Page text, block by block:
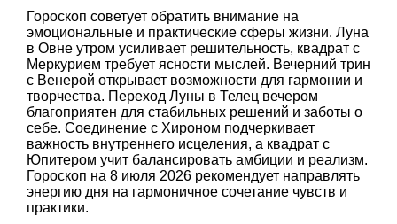
Гороскоп советует обратить внимание на
эмоциональные и практические сферы жизни. Луна
в Овне утром усиливает решительность, квадрат с
Меркурием требует ясности мыслей. Вечерний трин
с Венерой открывает возможности для гармонии и
творчества. Переход Луны в Телец вечером
благоприятен для стабильных решений и заботы о
себе. Соединение с Хироном подчеркивает
важность внутреннего исцеления, а квадрат с
Юпитером учит балансировать амбиции и реализм.
Гороскоп на 8 июля 2026 рекомендует направлять
энергию дня на гармоничное сочетание чувств и
практики.